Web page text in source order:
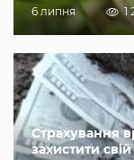
6 липня 1
Страхування
захистити свій